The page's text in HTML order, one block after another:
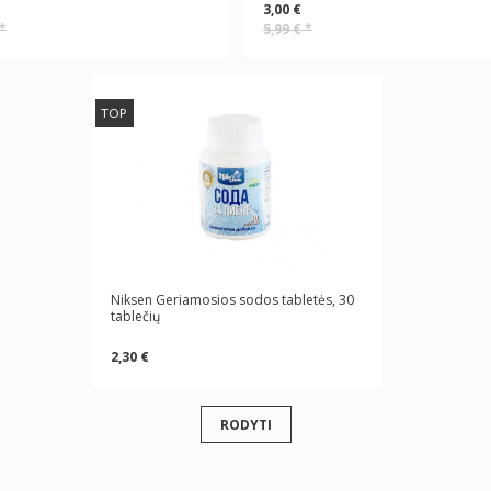
*
3,00 €
5,99 €*
TOP
Niksen Geriamosios sodos tabletės, 30
tablečių
2,30 €
RODYTI